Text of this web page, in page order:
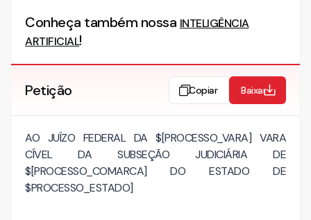
Conheça também nossa INTELIGÊNCIA
ARTIFICIAL!
Petição Copiar Baixar
AO JUÍZO FEDERAL DA $[PROCESSO_VARA] VARA
CÍVEL DA SUBSEÇÃO JUDICIÁRIA DE
$[PROCESSO_COMARCA] DO ESTADO DE
$PROCESSO_ESTADO]